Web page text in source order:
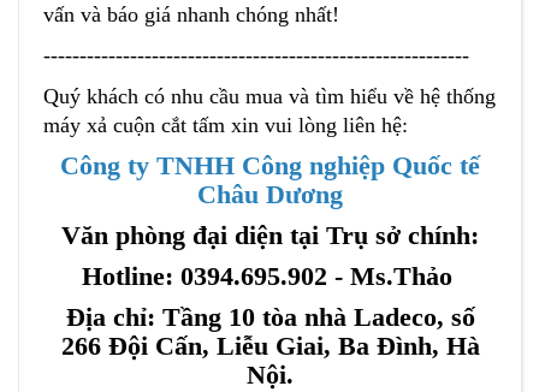
vấn và báo giá nhanh chóng nhất!
-----------------------------------------------------------
Quý khách có nhu cầu mua và tìm hiểu về hệ thống
máy xả cuộn cắt tấm xin vui lòng liên hệ:
Công ty TNHH Công nghiệp Quốc tế
Châu Dương
Văn phòng đại diện tại Trụ sở chính:
Hotline: 0394.695.902 - Ms.Thảo
Địa chỉ: Tầng 10 tòa nhà Ladeco, số
266 Đội Cấn, Liễu Giai, Ba Đình, Hà
Nội.